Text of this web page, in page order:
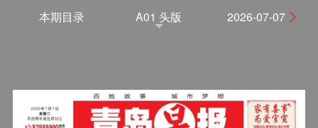
本期目录 A01 头版 2026-07-07